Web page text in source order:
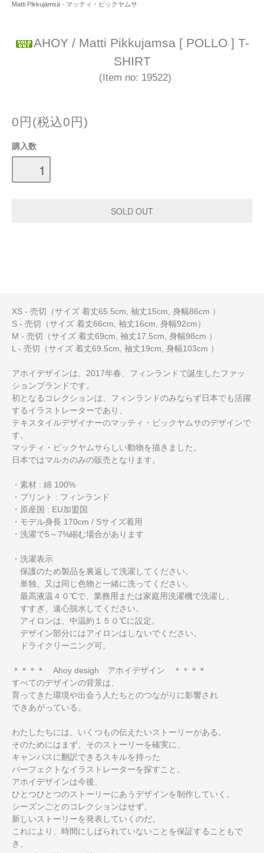
Matti Pikkujämsä - マッティ・ピックヤムサ
AHOY / Matti Pikkujamsa [ POLLO ] T-
SHIRT
(Item no: 19522)
0円(税込0円)
購入数
XS - 売切（サイズ 着丈65.5cm, 袖丈15cm, 身幅86cm ）
S - 売切（サイズ 着丈66cm, 袖丈16cm, 身幅92cm）
M - 売切（サイズ 着丈69cm, 袖丈17.5cm, 身幅98cm ）
L - 売切（サイズ 着丈69.5cm, 袖丈19cm, 身幅103cm ）
アホイデザインは、2017年春、フィンランドで誕生したファッ
ションブランドです。
初となるコレクションは、フィンランドのみならず日本でも活躍
するイラストレーターであり、
テキスタイルデザイナーのマッティ・ピックヤムサのデザインで
す。
マッティ・ピックヤムサらしい動物を描きました。
日本ではマルカのみの販売となります。
・素材 : 綿 100%
・プリント : フィンランド
・原産国 : EU加盟国
・モデル身長 170cm / Sサイズ着用
・洗濯で5～7%縮む場合があります
・洗濯表示
保護のため製品を裏返して洗濯してください。
単独、又は同じ色物と一緒に洗ってください。
最高液温４０℃で、業務用または家庭用洗濯機で洗濯し、
すすぎ、遠心脱水してください。
アイロンは、中温約１５０℃に設定。
デザイン部分にはアイロンはしないでください。
ドライクリーニング可。
＊＊＊＊ Ahoy desigh アホイデザイン ＊＊＊＊
すべてのデザインの背景は、
育ってきた環境や出会う人たちとのつながりに影響され
できあがっている。
わたしたちには、いくつもの伝えたいストーリーがある。
そのためにはまず、そのストーリーを確実に、
キャンバスに翻訳できるスキルを持った
パーフェクトなイラストレーターを探すこと。
アホイデザインは今後、
ひとつひとつのストーリーにあうデザインを制作していく。
シーズンごとのコレクションはせず、
新しいストーリーを発表していくのだ。
これにより、時間にしばられていないことを保証することもで
き、